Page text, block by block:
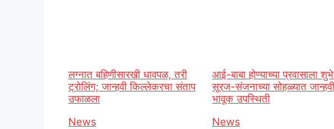
लग्नात बहिणीसारखी धावपळ, तरी
ट्रोलिंग; जान्हवी किल्लेकरचा संताप
उफाळला
In relation to
News
आई-बाबा होण्याच्या प्रवासाला
सूरज-संजनाच्या सोहळ्यात
भावूक उपस्थिती
In relation to
News